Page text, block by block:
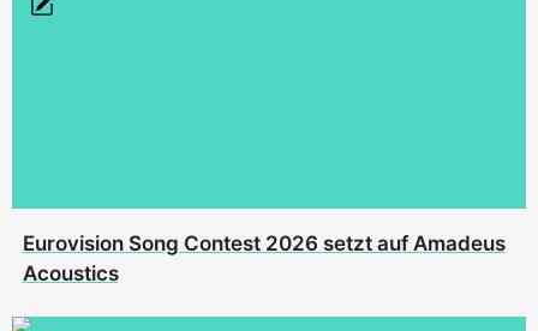
Eurovision Song Contest 2026 setzt auf Amadeus
Acoustics